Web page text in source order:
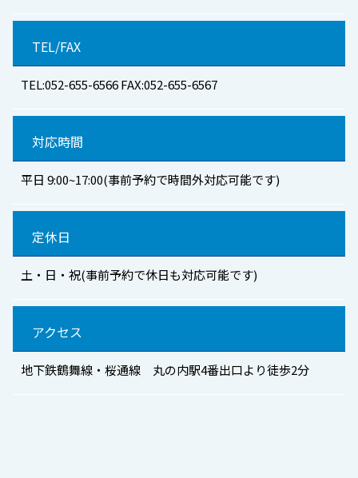
TEL/FAX
TEL:052-655-6566 FAX:052-655-6567
対応時間
平日 9:00~17:00(事前予約で時間外対応可能です)
定休日
土・日・祝(事前予約で休日も対応可能です)
アクセス
地下鉄鶴舞線・桜通線 丸の内駅4番出口より徒歩2分